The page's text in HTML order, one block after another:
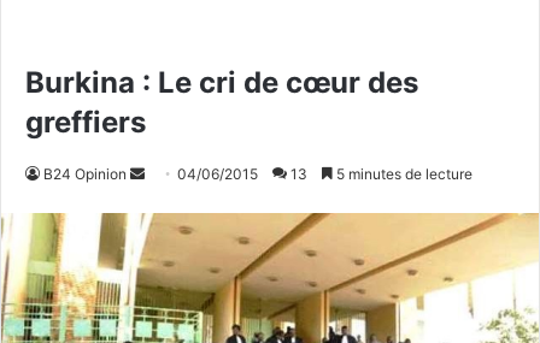
Burkina : Le cri de cœur des
greffiers
B24 Opinion
v
o
y
e
04/06/2015 13 5 minutes de lecture